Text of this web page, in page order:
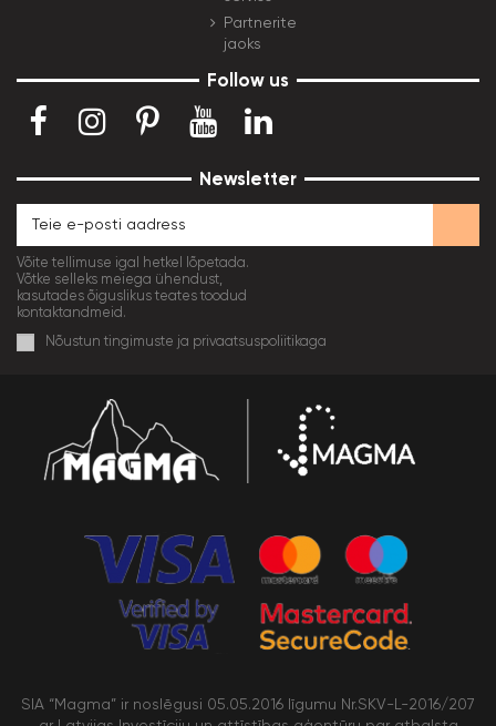
Partnerite
jaoks
Follow us
Newsletter
Võite tellimuse igal hetkel lõpetada.
Võtke selleks meiega ühendust,
kasutades õiguslikus teates toodud
kontaktandmeid.
Nõustun tingimuste ja privaatsuspoliitikaga
SIA “Magma” ir noslēgusi 05.05.2016 līgumu Nr.SKV-L-2016/207